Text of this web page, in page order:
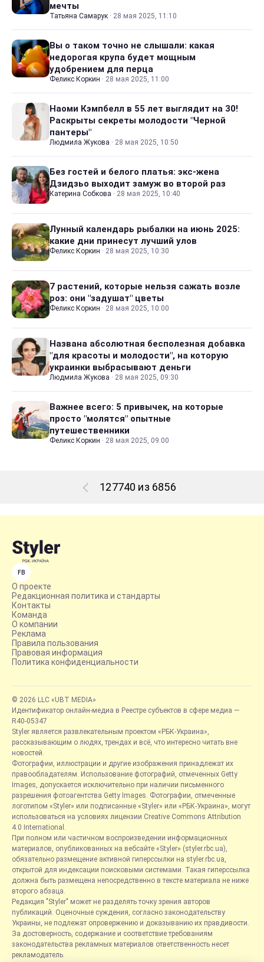
мечты
Татьяна Самарук · 28 мая 2025, 11:10
Вы о таком точно не слышали: какая
недорогая крупа будет мощным
удобрением для перца
Феликс Коркин · 28 мая 2025, 11:00
Наоми Кэмпбелл в 55 лет выглядит на 30!
Раскрыты секреты молодости "Черной
пантеры"
Людмила Жукова · 28 мая 2025, 10:50
Без гостей и белого платья: экс-жена
Дзидзьо выходит замуж во второй раз
Катерина Собкова · 28 мая 2025, 10:40
Лунный календарь рыбалки на июнь 2025:
какие дни принесут лучший улов
Феликс Коркин · 28 мая 2025, 10:30
7 растений, которые нельзя сажать возле
роз: они "задушат" цветы
Феликс Коркин · 28 мая 2025, 10:00
Названа абсолютная бесполезная добавка
"для красоты и молодости", на которую
украинки выбрасывают деньги
Людмила Жукова · 28 мая 2025, 09:30
Важнее всего: 5 привычек, на которые
просто "молятся" опытные
путешественники
Феликс Коркин · 28 мая 2025, 09:00
127740 из 6856
FB
О проекте
Редакционная политика и стандарты
Контакты
Команда
О компании
Реклама
Правила пользования
Правовая информация
Политика конфиденциальности
© 2026 LLC «UBT MEDIA»
Идентификатор онлайн-медиа в Реестре субъектов в сфере медиа —
R40-05347
Styler является развлекательным проектом «РБК-Украина»,
рассказывающим о людях, трендах и всё, что интересно читать вне
новостей.
Фотографии, иллюстрации и другие изображения принадлежат их
правообладателям. Использование фотографий, отмеченных Getty
Images, допускается исключительно при наличии письменного
разрешения фотоагентства Getty Images. Фотографии, отмеченные
логотипом «Styler» или подписанные «Styler» или «РБК-Украина», могут
использоваться на условиях лицензии Creative Commons Attribution
4.0 International.
При полном или частичном воспроизведении информационных
материалов, опубликованных на вебсайте «Styler» (styler.rbc.ua),
обязательно размещение активной гиперссылки на styler.rbc.ua,
открытой для индексации поисковыми системами. Такая гиперссылка
должна быть размещена непосредственно в тексте материала не ниже
второго абзаца.
Редакция "Styler" может не разделять точку зрения авторов
публикаций. Оценочные суждения, согласно законодательству
Украины, не подлежат опровержению и доказыванию их правдивости.
За достоверность, содержание и соответствие требованиям
законодательства рекламных материалов ответственность несет
рекламодатель.